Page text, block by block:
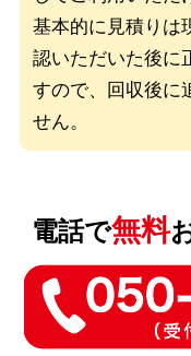
基本的に見積りは
認いただいた後に
すので、回収後に
せん。
電話で無料